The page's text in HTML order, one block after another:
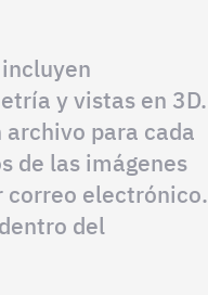
y vistas en 3D.
archivo para cada
de las imágenes
correo electrónico.
del